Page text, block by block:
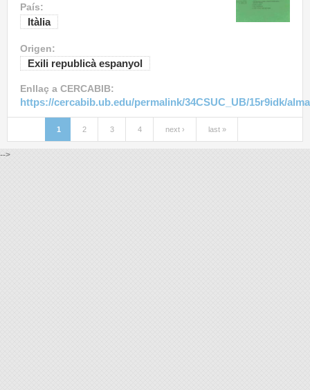
País:
Itàlia
Origen:
Exili republicà espanyol
Enllaç a CERCABIB:
https://cercabib.ub.edu/permalink/34CSUC_UB/15r9idk/
1 2 3 4 next › last »
-->